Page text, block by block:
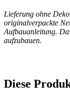
Lieferung ohne
originalverpackte
Aufbauanleitung.
aufzubauen.
Diese